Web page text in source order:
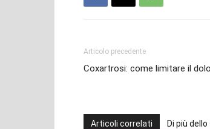
Articolo precedente
Coxartrosi: come limitare il
Articoli correlati Di più